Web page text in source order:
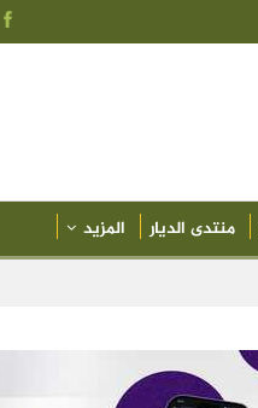
منتدى الديار المزيد